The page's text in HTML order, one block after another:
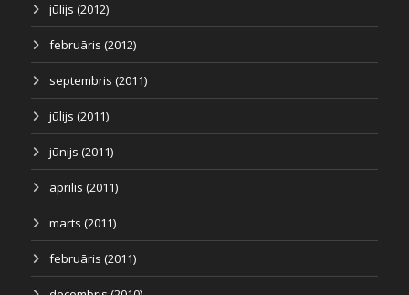
jūlijs (2012)
februāris (2012)
septembris (2011)
jūlijs (2011)
jūnijs (2011)
aprīlis (2011)
marts (2011)
februāris (2011)